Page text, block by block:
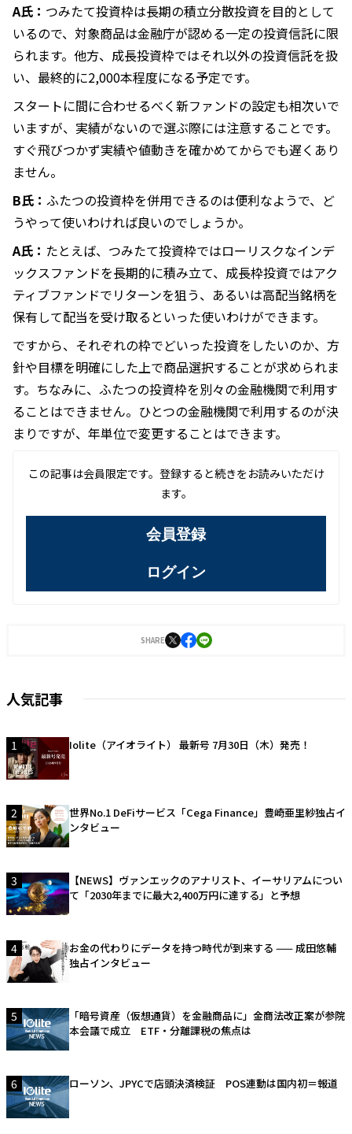
A氏： つみたて投資枠は長期の積立分散投資を目的として
いるので、対象商品は金融庁が認める一定の投資信託に限
られます。他方、成長投資枠ではそれ以外の投資信託を扱
い、最終的に2,000本程度になる予定です。
スタートに間に合わせるべく新ファンドの設定も相次いで
いますが、実績がないので選ぶ際には注意することです。
すぐ飛びつかず実績や値動きを確かめてからでも遅くあり
ません。
B氏： ふたつの投資枠を併用できるのは便利なようで、ど
うやって使いわければ良いのでしょうか。
A氏： たとえば、つみたて投資枠ではローリスクなインデ
ックスファンドを長期的に積み立て、成長枠投資ではアク
ティブファンドでリターンを狙う、あるいは高配当銘柄を
保有して配当を受け取るといった使いわけができます。
ですから、それぞれの枠でどいった投資をしたいのか、方
針や目標を明確にした上で商品選択することが求められま
す。ちなみに、ふたつの投資枠を別々の金融機関で利用す
ることはできません。ひとつの金融機関で利用するのが決
まりですが、年単位で変更することはできます。
この記事は会員限定です。登録すると続きをお読みいただけ
ます。
会員登録
ログイン
SHARE
人気記事
1 Iolite（アイオライト） 最新号 7月30日（木）発売！
2
世界No.1 DeFiサービス「Cega Finance」豊崎亜里紗独占イ
ンタビュー
3
【NEWS】ヴァンエックのアナリスト、イーサリアムについ
て「2030年までに最大2,400万円に達する」と予想
4
お金の代わりにデータを持つ時代が到来する —— 成田悠輔
独占インタビュー
5
「暗号資産（仮想通貨）を金融商品に」金商法改正案が参院
本会議で成立 ETF・分離課税の焦点は
6 ローソン、JPYCで店頭決済検証 POS連動は国内初＝報道